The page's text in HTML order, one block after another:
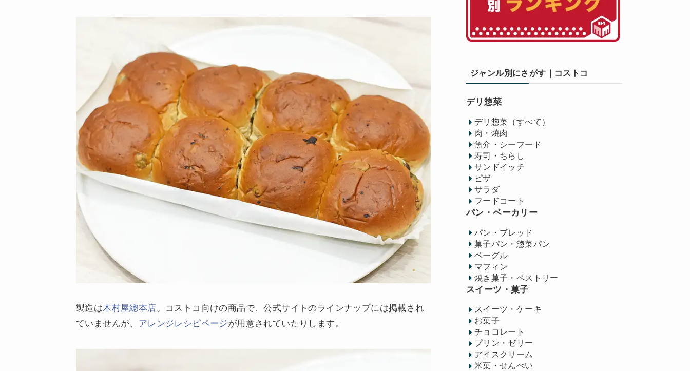
製造は木村屋總本店。コストコ向けの商品で、公式サイトのラインナップには掲載され
ていませんが、 アレンジレシピページが用意されていたりします。
ジャンル別にさがす｜コストコ
デリ惣菜
デリ惣菜（すべて）
肉・焼肉
魚介・シーフード
寿司・ちらし
サンドイッチ
ピザ
サラダ
フードコート
パン・ベーカリー
パン・ブレッド
菓子パン・惣菜パン
ベーグル
マフィン
焼き菓子・ペストリー
スイーツ・菓子
スイーツ・ケーキ
お菓子
チョコレート
プリン・ゼリー
アイスクリーム
米菓・せんべい